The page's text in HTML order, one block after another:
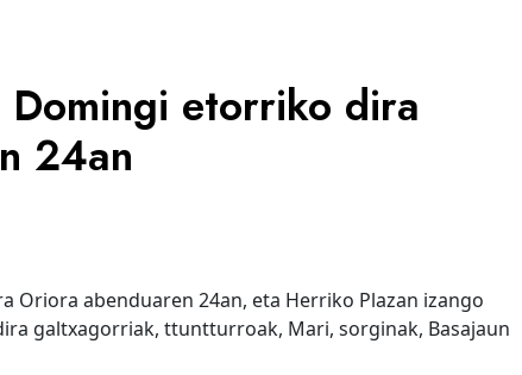
etorriko dira
24an
Oriora abenduaren 24an, eta Herriko Plazan izango
galtxagorriak, ttuntturroak, Mari, sorginak, Basajaun